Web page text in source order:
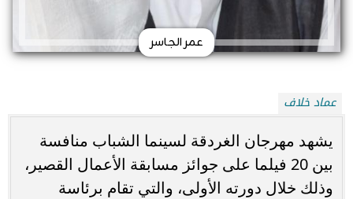
عمر الجاسر
عماد خلاف
يشهد مهرجان الغردقة لسينما الشباب منافسة
بين 20 فيلما على جوائز مسابقة الأعمال القصير،
وذلك خلال دورته الأولى، والتي تقام برئاسة